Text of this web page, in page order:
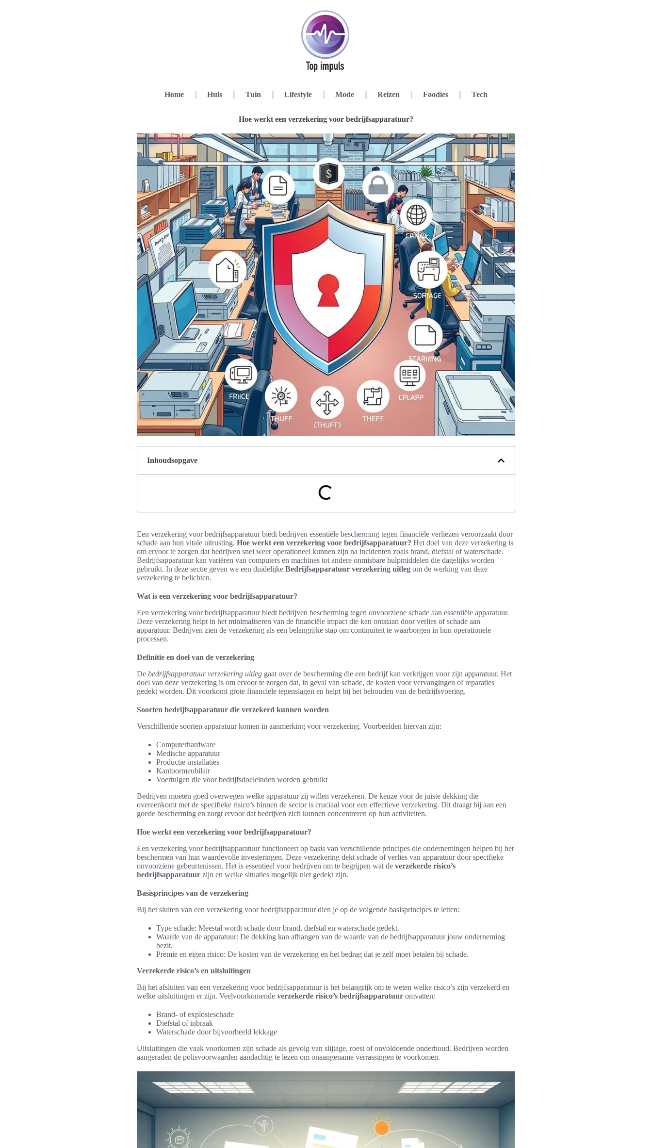
Home Huis Tuin Lifestyle Mode Reizen Foodies Tech
Hoe werkt een verzekering voor bedrijfsapparatuur?
Inhoudsopgave
Een verzekering voor bedrijfsapparatuur biedt bedrijven essentiële bescherming tegen financiële verliezen veroorzaakt door
schade aan hun vitale uitrusting. Hoe werkt een verzekering voor bedrijfsapparatuur? Het doel van deze verzekering is
om ervoor te zorgen dat bedrijven snel weer operationeel kunnen zijn na incidenten zoals brand, diefstal of waterschade.
Bedrijfsapparatuur kan variëren van computers en machines tot andere onmisbare hulpmiddelen die dagelijks worden
gebruikt. In deze sectie geven we een duidelijke Bedrijfsapparatuur verzekering uitleg om de werking van deze
verzekering te belichten.
Wat is een verzekering voor bedrijfsapparatuur?
Een verzekering voor bedrijfsapparatuur biedt bedrijven bescherming tegen onvoorziene schade aan essentiële apparatuur.
Deze verzekering helpt in het minimaliseren van de financiële impact die kan ontstaan door verlies of schade aan
apparatuur. Bedrijven zien de verzekering als een belangrijke stap om continuïteit te waarborgen in hun operationele
processen.
Definitie en doel van de verzekering
De bedrijfsapparatuur verzekering uitleg gaat over de bescherming die een bedrijf kan verkrijgen voor zijn apparatuur. Het
doel van deze verzekering is om ervoor te zorgen dat, in geval van schade, de kosten voor vervangingen of reparaties
gedekt worden. Dit voorkomt grote financiële tegenslagen en helpt bij het behouden van de bedrijfsvoering.
Soorten bedrijfsapparatuur die verzekerd kunnen worden
Verschillende soorten apparatuur komen in aanmerking voor verzekering. Voorbeelden hiervan zijn:
Computerhardware
Medische apparatuur
Productie-installaties
Kantoormeubilair
Voertuigen die voor bedrijfsdoeleinden worden gebruikt
Bedrijven moeten goed overwegen welke apparatuur zij willen verzekeren. De keuze voor de juiste dekking die
overeenkomt met de specifieke risico’s binnen de sector is cruciaal voor een effectieve verzekering. Dit draagt bij aan een
goede bescherming en zorgt ervoor dat bedrijven zich kunnen concentreren op hun activiteiten.
Hoe werkt een verzekering voor bedrijfsapparatuur?
Een verzekering voor bedrijfsapparatuur functioneert op basis van verschillende principes die ondernemingen helpen bij het
beschermen van hun waardevolle investeringen. Deze verzekering dekt schade of verlies van apparatuur door specifieke
onvoorziene gebeurtenissen. Het is essentieel voor bedrijven om te begrijpen wat de verzekerde risico’s
bedrijfsapparatuur zijn en welke situaties mogelijk niet gedekt zijn.
Basisprincipes van de verzekering
Bij het sluiten van een verzekering voor bedrijfsapparatuur dien je op de volgende basisprincipes te letten:
Type schade: Meestal wordt schade door brand, diefstal en waterschade gedekt.
Waarde van de apparatuur: De dekking kan afhangen van de waarde van de bedrijfsapparatuur jouw onderneming
bezit.
Premie en eigen risico: De kosten van de verzekering en het bedrag dat je zelf moet betalen bij schade.
Verzekerde risico’s en uitsluitingen
Bij het afsluiten van een verzekering voor bedrijfsapparatuur is het belangrijk om te weten welke risico’s zijn verzekerd en
welke uitsluitingen er zijn. Veelvoorkomende verzekerde risico’s bedrijfsapparatuur omvatten:
Brand- of explosieschade
Diefstal of inbraak
Waterschade door bijvoorbeeld lekkage
Uitsluitingen die vaak voorkomen zijn schade als gevolg van slijtage, roest of onvoldoende onderhoud. Bedrijven worden
aangeraden de polisvoorwaarden aandachtig te lezen om onaangename verrassingen te voorkomen.